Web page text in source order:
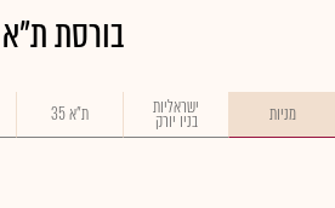
בורסת ת"א
מניות ישראליות
בניו יורק ת"א 35